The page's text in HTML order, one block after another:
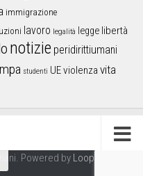
immigrazione
lavoro legalità legge libertà
notizie peridirittiumani
studenti UEviolenza vita
Powered by Looproject